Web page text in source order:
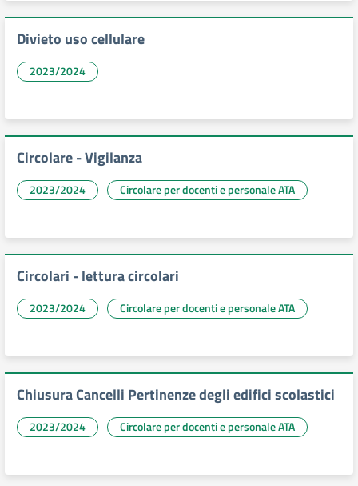
Divieto uso cellulare
2023/2024
Circolare - Vigilanza
2023/2024 Circolare per docenti e personale ATA
Circolari - lettura circolari
2023/2024 Circolare per docenti e personale ATA
Chiusura Cancelli Pertinenze degli edifici scolastici
2023/2024 Circolare per docenti e personale ATA